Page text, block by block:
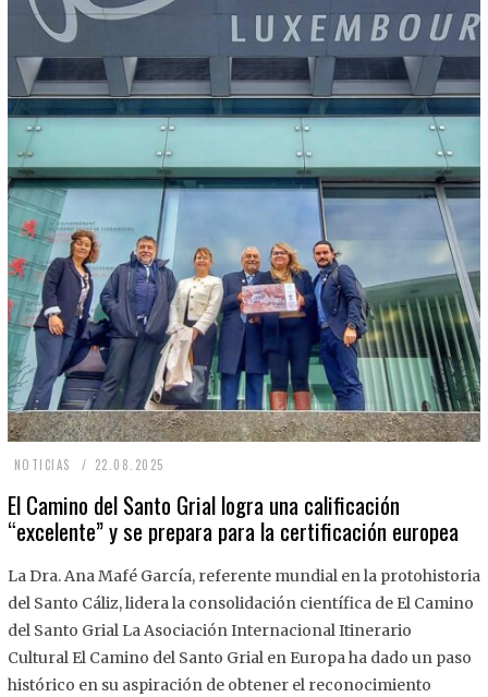
NOTICIAS 22.08.2025
.
8
2
El Camino del Santo Grial logra una calificación
“excelente” y se prepara para la certificación europea
La Dra. Ana Mafé García, referente mundial en la protohistoria
del Santo Cáliz, lidera la consolidación científica de El Camino
del Santo Grial La Asociación Internacional Itinerario
Cultural El Camino del Santo Grial en Europa ha dado un paso
histórico en su aspiración de obtener el reconocimiento